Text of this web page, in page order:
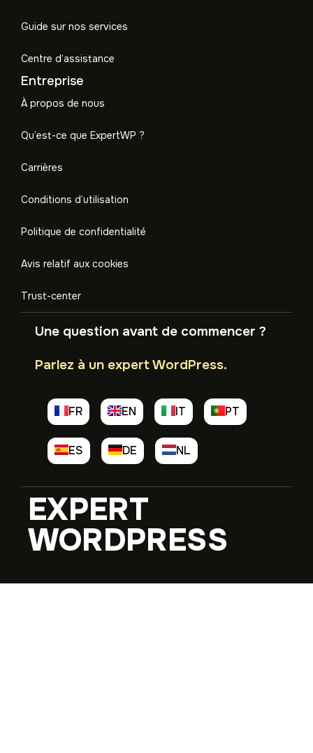
Guide sur nos services
Centre d’assistance
Entreprise
À propos de nous
Qu’est-ce que ExpertWP ?
Carrières
Conditions d’utilisation
Politique de confidentialité
Avis relatif aux cookies
Trust-center
Une question avant de commencer ?
Parlez à un expert WordPress.
FR EN IT PT
ES DE NL
EXPERT
WORDPRESS